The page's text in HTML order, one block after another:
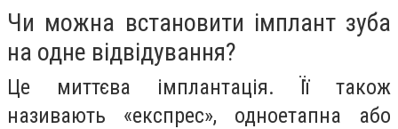
Чи можна встановити імплант зуба
на одне відвідування?
Це миттєва імплантація. Її також
називають «експрес», одноетапна або